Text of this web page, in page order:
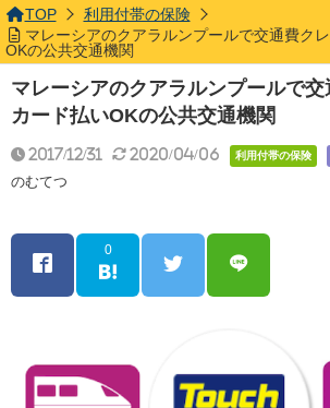
TOP
利用付帯の保険
マレーシアのクアラルンプールで交通費ク
OKの公共交通機関
マレーシアのクアラルンプールで交
カード払いOKの公共交通機関
2017/12/31 2020/04/06 利用付帯の保険
のむてつ
0